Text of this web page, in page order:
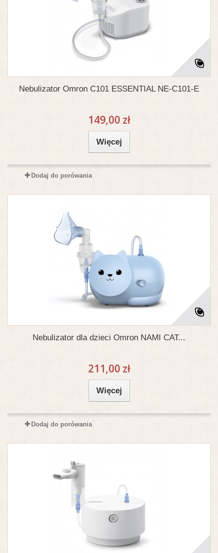
Nebulizator Omron C101 ESSENTIAL NE-C101-E
149,00 zł
Więcej
Dodaj do porówania
Nebulizator dla dzieci Omron NAMI CAT...
211,00 zł
Więcej
Dodaj do porówania